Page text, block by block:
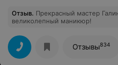
Отзыв. Прекрасный мастер
великолепный маникюр!
Отзывы834